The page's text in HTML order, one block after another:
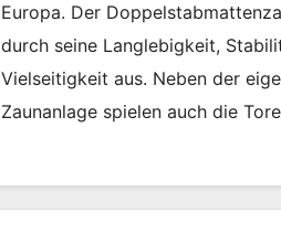
Europa. Der
durch seine Langlebigkeit,
Vielseitigkeit aus. Neben der
Zaunanlage spielen auch die